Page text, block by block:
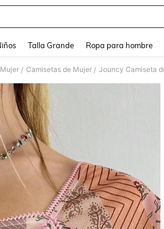
Talla Grande Ropa para hombre
/ Camisetas de Mujer /